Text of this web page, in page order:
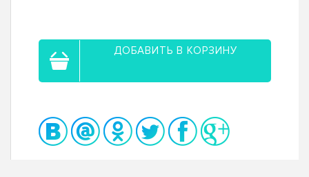
ДОБАВИТЬ В КОРЗИНУ